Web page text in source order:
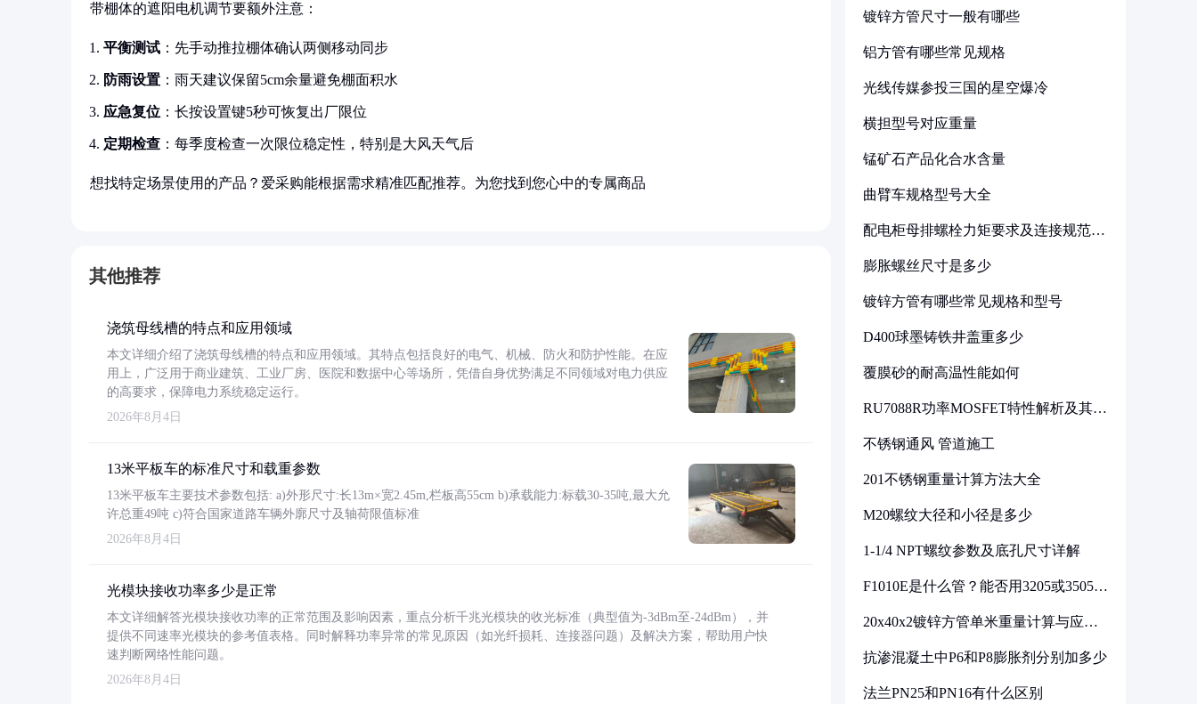
带棚体的遮阳电机调节要额外注意：
平衡测试 ：先手动推拉棚体确认两侧移动同步
防雨设置 ：雨天建议保留5cm余量避免棚面积水
应急复位 ：长按设置键5秒可恢复出厂限位
定期检查 ：每季度检查一次限位稳定性，特别是大风天气后
想找特定场景使用的产品？爱采购能根据需求精准匹配推荐。为您找到您心中的专属商品
其他推荐
浇筑母线槽的特点和应用领域
本文详细介绍了浇筑母线槽的特点和应用领域。其特点包括良好的电气、机械、防火和防护性能。在应
用上，广泛用于商业建筑、工业厂房、医院和数据中心等场所，凭借自身优势满足不同领域对电力供应
的高要求，保障电力系统稳定运行。
2026年8月4日
13米平板车的标准尺寸和载重参数
13米平板车主要技术参数包括: a)外形尺寸:长13m×宽2.45m,栏板高55cm b)承载能力:标载30-35吨,最大允
许总重49吨 c)符合国家道路车辆外廓尺寸及轴荷限值标准
2026年8月4日
光模块接收功率多少是正常
本文详细解答光模块接收功率的正常范围及影响因素，重点分析千兆光模块的收光标准（典型值为-3dBm至-24dBm），并
提供不同速率光模块的参考值表格。同时解释功率异常的常见原因（如光纤损耗、连接器问题）及解决方案，帮助用户快
速判断网络性能问题。
2026年8月4日
镀锌方管尺寸一般有哪些
铝方管有哪些常见规格
光线传媒参投三国的星空爆冷
横担型号对应重量
锰矿石产品化合水含量
曲臂车规格型号大全
配电柜母排螺栓力矩要求及连接规范详
膨胀螺丝尺寸是多少
镀锌方管有哪些常见规格和型号
D400球墨铸铁井盖重多少
覆膜砂的耐高温性能如何
RU7088R功率MOSFET特性解析及其在
不锈钢通风 管道施工
201不锈钢重量计算方法大全
M20螺纹大径和小径是多少
1-1/4 NPT螺纹参数及底孔尺寸详解
F1010E是什么管？能否用3205或3505代
20x40x2镀锌方管单米重量计算与应用
抗渗混凝土中P6和P8膨胀剂分别加多少
法兰PN25和PN16有什么区别